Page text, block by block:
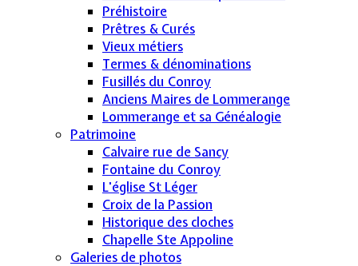
Préhistoire
Prêtres & Curés
Vieux métiers
Termes & dénominations
Fusillés du Conroy
Anciens Maires de Lommerange
Lommerange et sa Généalogie
Patrimoine
Calvaire rue de Sancy
Fontaine du Conroy
L'église St Léger
Croix de la Passion
Historique des cloches
Chapelle Ste Appoline
Galeries de photos